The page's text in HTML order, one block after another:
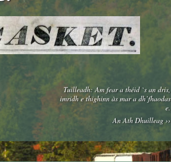
Tuilleadh: Am fear a théid `s an dris,
imridh e thighinn às mar a dh’fhaodas
e.
An Ath Dhuilleag ››